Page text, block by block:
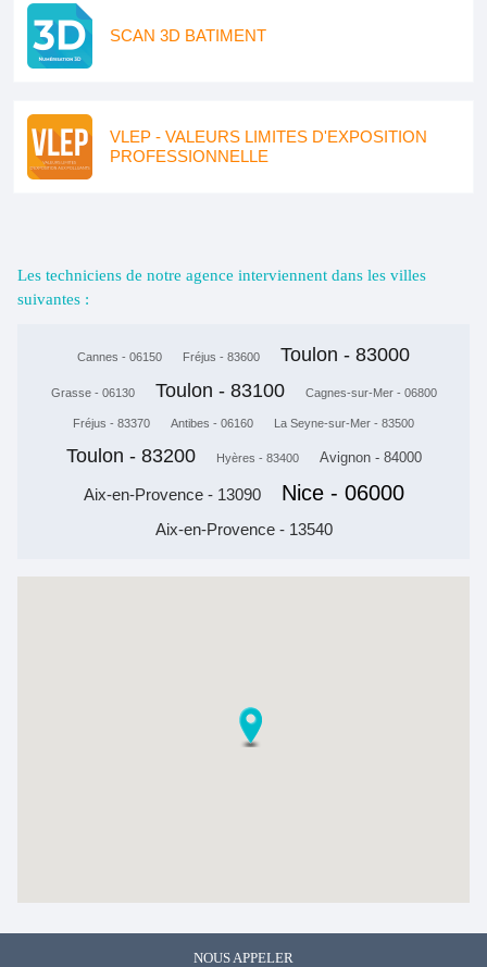
SCAN 3D BATIMENT
VLEP - VALEURS LIMITES D'EXPOSITION
PROFESSIONNELLE
Les techniciens de notre agence interviennent dans les villes
suivantes :
Cannes - 06150 Fréjus - 83600 Toulon - 83000
Grasse - 06130 Toulon - 83100 Cagnes-sur-Mer - 06800
Fréjus - 83370 Antibes - 06160 La Seyne-sur-Mer - 83500
Toulon - 83200 Hyères - 83400 Avignon - 84000
Aix-en-Provence - 13090 Nice - 06000
Aix-en-Provence - 13540
NOUS APPELER